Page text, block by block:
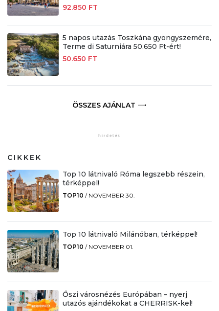
92.850 FT
5 napos utazás Toszkána gyöngyszemére,
Terme di Saturniára 50.650 Ft-ért!
50.650 FT
ÖSSZES AJÁNLAT
CIKKEK
Top 10 látnivaló Róma legszebb részein,
térképpel!
TOP10 / NOVEMBER 30.
Top 10 látnivaló Milánóban, térképpel!
TOP10 / NOVEMBER 01.
Őszi városnézés Európában – nyerj
utazós ajándékokat a CHERRISK-kel!